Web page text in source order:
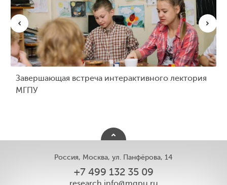
Завершающая встреча интерактивного лектория
МГПУ
Россия, Москва, ул. Панфёрова, 14
+7 499 132 35 09